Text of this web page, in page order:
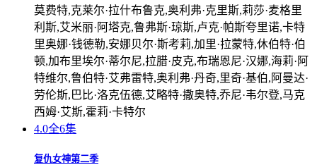
莫费特,克莱尔·拉什布鲁克,奥利弗·克里斯,莉莎·麦格里
利斯,艾米丽·阿塔克,鲁弗斯·琼斯,卢克·帕斯夸里诺,卡特
里奥娜·钱德勒,安娜贝尔·斯考莉,加里·拉蒙特,休伯特·伯
顿,加布里埃尔·蒂尔尼,拉腊·皮克,布瑞恩尼·汉娜,海莉·阿
特维尔,鲁伯特·艾弗雷特,奥利弗·丹奇,里奇·基伯,阿曼达·
劳伦斯,巴比·洛克伍德,艾略特·撒奥特,乔尼·韦尔登,马克
西姆·艾斯,霍莉·卡特尔
4.0全6集
复仇女神第二季